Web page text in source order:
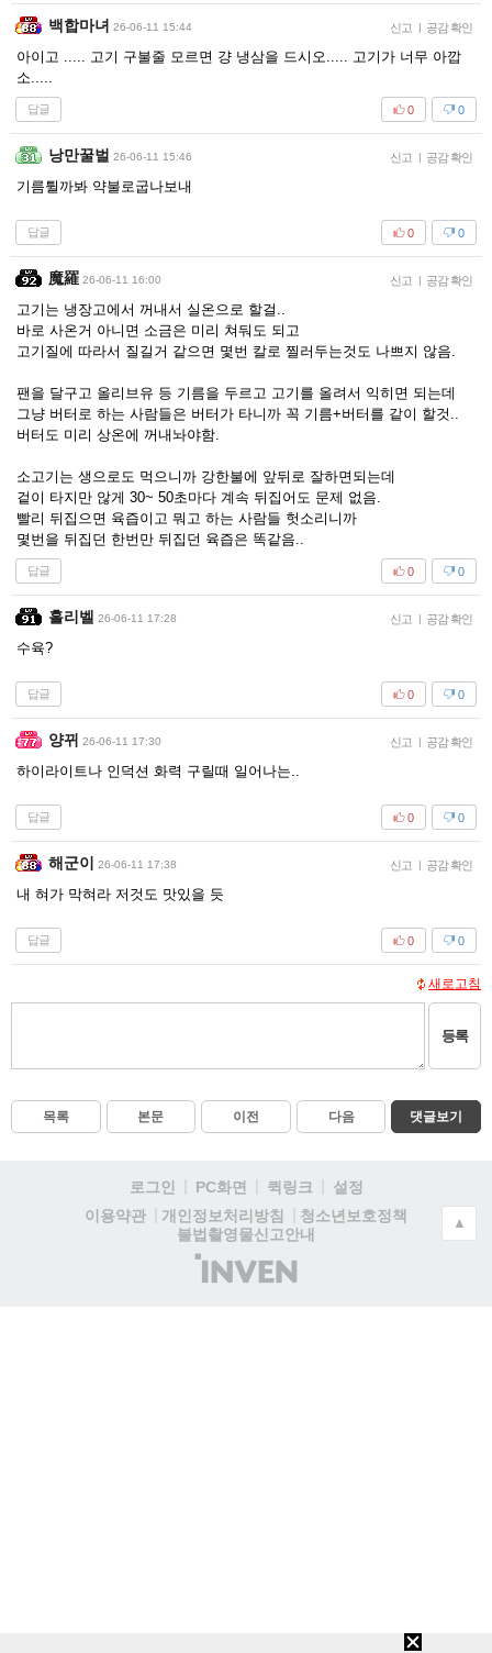
백합마녀 26-06-11 15:44 신고 | 공감 확인
아이고 ..... 고기 구불줄 모르면 걍 냉삼을 드시오..... 고기가 너무 아깝
소.....
답글 0
0
낭만꿀벌 26-06-11 15:46 신고 | 공감 확인
기름튈까봐 약불로굽나보내
답글 0
0
魔羅 26-06-11 16:00 신고 | 공감 확인
고기는 냉장고에서 꺼내서 실온으로 할걸..
바로 사온거 아니면 소금은 미리 쳐둬도 되고
고기질에 따라서 질길거 같으면 몇번 칼로 찔러두는것도 나쁘지 않음.
팬을 달구고 올리브유 등 기름을 두르고 고기를 올려서 익히면 되는데
그냥 버터로 하는 사람들은 버터가 타니까 꼭 기름+버터를 같이 할것..
버터도 미리 상온에 꺼내놔야함.
소고기는 생으로도 먹으니까 강한불에 앞뒤로 잘하면되는데
겉이 타지만 않게 30~ 50초마다 계속 뒤집어도 문제 없음.
빨리 뒤집으면 육즙이고 뭐고 하는 사람들 헛소리니까
몇번을 뒤집던 한번만 뒤집던 육즙은 똑같음..
답글 0
0
홀리벨 26-06-11 17:28 신고 | 공감 확인
수육?
답글 0
0
양뀌 26-06-11 17:30 신고 | 공감 확인
하이라이트나 인덕션 화력 구릴때 일어나는..
답글 0
0
해군이 26-06-11 17:38 신고 | 공감 확인
내 혀가 막혀라 저것도 맛있을 듯
답글 0
0
새로고침
등록
목록 본문 이전 다음 댓글보기
로그인 PC화면 퀵링크
설정
이용약관
개인정보처리방침
청소년보호정책
불법촬영물신고안내
(주)
인
▲